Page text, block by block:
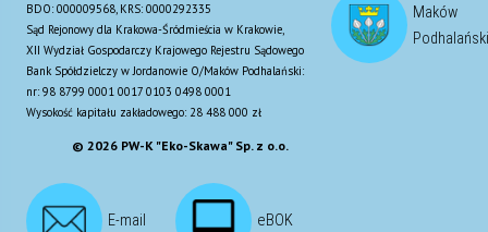
BDO: 000009568, KRS: 0000292335
Sąd Rejonowy dla Krakowa-Śródmieścia w Krakowie,
XII Wydział Gospodarczy Krajowego Rejestru Sądowego
Bank Spółdzielczy w Jordanowie O/Maków Podhalański:
nr: 98 8799 0001 0017 0103 0498 0001
Wysokość kapitału zakładowego: 28 488 000 zł
© 2026 PW-K "Eko-Skawa" Sp. z o.o.
Maków
Podhalański
E-mail eBOK